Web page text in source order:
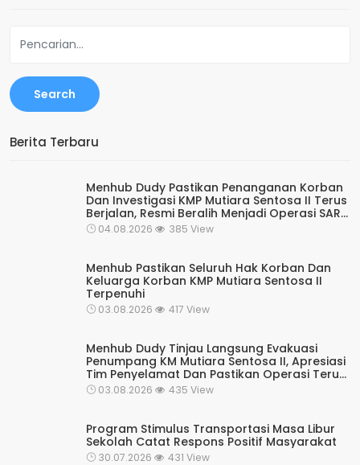
Search
Berita Terbaru
Menhub Dudy Pastikan Penanganan Korban
Dan Investigasi KMP Mutiara Sentosa II Terus
Berjalan, Resmi Beralih Menjadi Operasi SAR
Rutin Kesiapsiagaan
04.08.2026 385 View
Menhub Pastikan Seluruh Hak Korban Dan
Keluarga Korban KMP Mutiara Sentosa II
Terpenuhi
03.08.2026 417 View
Menhub Dudy Tinjau Langsung Evakuasi
Penumpang KM Mutiara Sentosa II, Apresiasi
Tim Penyelamat Dan Pastikan Operasi Terus
Berjalan
03.08.2026 435 View
Program Stimulus Transportasi Masa Libur
Sekolah Catat Respons Positif Masyarakat
30.07.2026 431 View